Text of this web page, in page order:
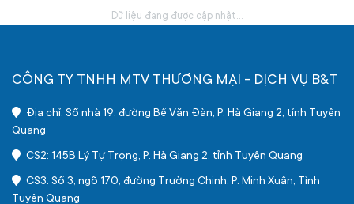
Dữ liệu đang được cập nhật...
CÔNG TY TNHH MTV THƯƠNG MẠI - DỊCH VỤ B&T
Địa chỉ: Số nhà 19, đường Bế Văn Đàn, P. Hà Giang 2, tỉnh Tuyên
Quang
CS2: 145B Lý Tự Trọng, P. Hà Giang 2, tỉnh Tuyên Quang
CS3: Số 3, ngõ 170, đường Trường Chinh, P. Minh Xuân, Tỉnh
Tuyên Quang